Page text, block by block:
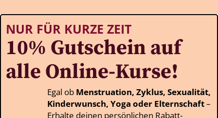
NUR FÜR KURZE ZEIT
10% Gutschein auf
alle Online-Kurse!
Egal ob Menstruation, Zyklus, Sexualität,
Kinderwunsch, Yoga oder Elternschaft–
Erhalte deinen persönlichen Rabatt-